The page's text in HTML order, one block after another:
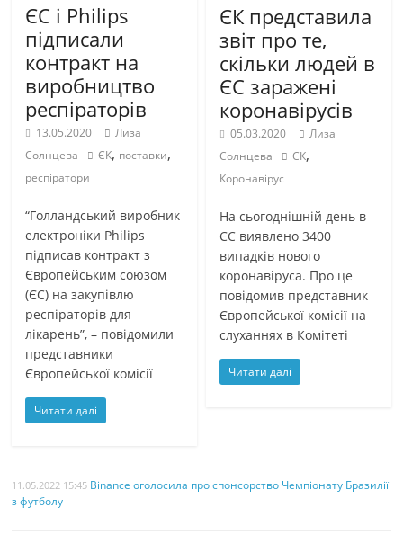
ЄС і Philips
підписали
контракт на
виробництво
респіраторів
13.05.2020
Лиза
Солнцева
ЄК, поставки,
респіратори
“Голландський виробник
електроніки Philips
підписав контракт з
Європейським союзом
(ЄС) на закупівлю
респіраторів для
лікарень”, – повідомили
представники
Європейської комісії
Читати далі
ЄК представила
звіт про те,
скільки людей в
ЄС заражені
коронавірусів
05.03.2020
Лиза
Солнцева
ЄК,
Коронавірус
На сьогоднішній день в
ЄС виявлено 3400
випадків нового
коронавіруса. Про це
повідомив представник
Європейської комісії на
слуханнях в Комітеті
Читати далі
11.05.2022 15:45 Binance оголосила про спонсорство Чемпіонату Бразилії
з футболу